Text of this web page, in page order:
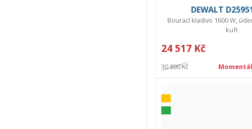
DEWALT
Bourací kladivo 1600 W, úder
kufr
24 517 Kč
30 890 Kč